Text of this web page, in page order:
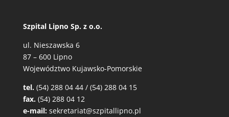
Szpital Lipno Sp. z o.o.
ul. Nieszawska 6
87 – 600 Lipno
Województwo Kujawsko-Pomorskie
tel. (54) 288 04 44 / (54) 288 04 15
fax. (54) 288 04 12
e-mail: sekretariat@szpitallipno.pl